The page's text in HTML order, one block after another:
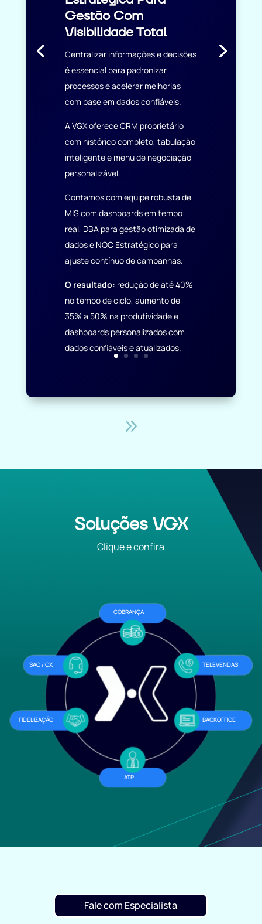
Gestão Com
Visibilidade Total
Centralizar informações e decisões
é essencial para padronizar
processos e acelerar melhorias
com base em dados confiáveis.
A VGX oferece CRM proprietário
com histórico completo, tabulação
inteligente e menu de negociação
personalizável.
Contamos com equipe robusta de
MIS com dashboards em tempo
real, DBA para gestão otimizada de
dados e NOC Estratégico para
ajuste contínuo de campanhas.
O resultado: redução de até 40%
no tempo de ciclo, aumento de
35% a 50% na produtividade e
dashboards personalizados com
dados confiáveis e atualizados.
9
Soluções VGX
Clique e confira
TELEVENDAS
ATP
COBRANÇA
SAC / CX
BACKOFFICE
FIDELIZAÇÃO
Fale com Especialista